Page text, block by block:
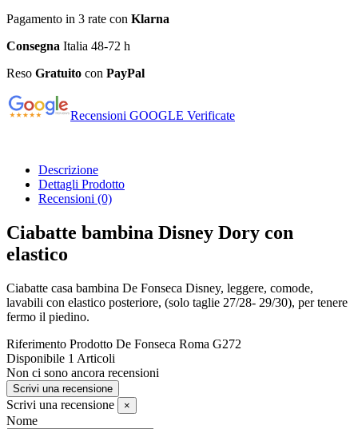
Pagamento in 3 rate con Klarna
Consegna Italia 48-72 h
Reso Gratuito con PayPal
Recensioni GOOGLE Verificate
Descrizione
Dettagli Prodotto
Recensioni (0)
Ciabatte bambina Disney Dory con
elastico
Ciabatte casa bambina De Fonseca Disney, leggere, comode,
lavabili con elastico posteriore, (solo taglie 27/28- 29/30), per tenere
fermo il piedino.
Riferimento Prodotto De Fonseca Roma G272
Disponibile 1 Articoli
Non ci sono ancora recensioni
Scrivi una recensione
Scrivi una recensione ×
Nome